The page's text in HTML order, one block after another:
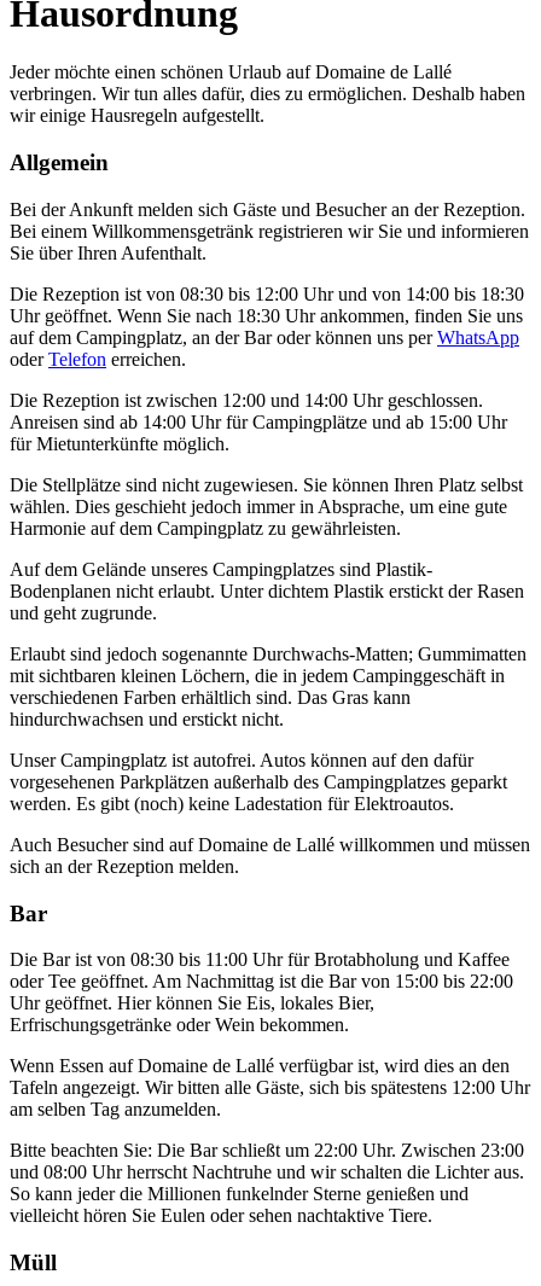
Hausordnung
Jeder möchte einen schönen Urlaub auf Domaine de Lallé
verbringen. Wir tun alles dafür, dies zu ermöglichen. Deshalb haben
wir einige Hausregeln aufgestellt.
Allgemein
Bei der Ankunft melden sich Gäste und Besucher an der Rezeption.
Bei einem Willkommensgetränk registrieren wir Sie und informieren
Sie über Ihren Aufenthalt.
Die Rezeption ist von 08:30 bis 12:00 Uhr und von 14:00 bis 18:30
Uhr geöffnet. Wenn Sie nach 18:30 Uhr ankommen, finden Sie uns
auf dem Campingplatz, an der Bar oder können uns perWhatsApp
oderTelefon erreichen.
Die Rezeption ist zwischen 12:00 und 14:00 Uhr geschlossen.
Anreisen sind ab 14:00 Uhr für Campingplätze und ab 15:00 Uhr
für Mietunterkünfte möglich.
Die Stellplätze sind nicht zugewiesen. Sie können Ihren Platz selbst
wählen. Dies geschieht jedoch immer in Absprache, um eine gute
Harmonie auf dem Campingplatz zu gewährleisten.
Auf dem Gelände unseres Campingplatzes sind Plastik-
Bodenplanen nicht erlaubt. Unter dichtem Plastik erstickt der Rasen
und geht zugrunde.
Erlaubt sind jedoch sogenannte Durchwachs-Matten; Gummimatten
mit sichtbaren kleinen Löchern, die in jedem Campinggeschäft in
verschiedenen Farben erhältlich sind. Das Gras kann
hindurchwachsen und erstickt nicht.
Unser Campingplatz ist autofrei. Autos können auf den dafür
vorgesehenen Parkplätzen außerhalb des Campingplatzes geparkt
werden. Es gibt (noch) keine Ladestation für Elektroautos.
Auch Besucher sind auf Domaine de Lallé willkommen und müssen
sich an der Rezeption melden.
Bar
Die Bar ist von 08:30 bis 11:00 Uhr für Brotabholung und Kaffee
oder Tee geöffnet. Am Nachmittag ist die Bar von 15:00 bis 22:00
Uhr geöffnet. Hier können Sie Eis, lokales Bier,
Erfrischungsgetränke oder Wein bekommen.
Wenn Essen auf Domaine de Lallé verfügbar ist, wird dies an den
Tafeln angezeigt. Wir bitten alle Gäste, sich bis spätestens 12:00 Uhr
am selben Tag anzumelden.
Bitte beachten Sie: Die Bar schließt um 22:00 Uhr. Zwischen 23:00
und 08:00 Uhr herrscht Nachtruhe und wir schalten die Lichter aus.
So kann jeder die Millionen funkelnder Sterne genießen und
vielleicht hören Sie Eulen oder sehen nachtaktive Tiere.
Müll